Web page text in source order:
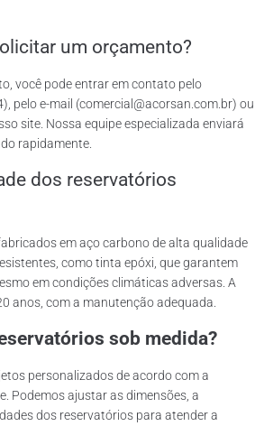
um orçamento?
você pode entrar em contato pelo
pelo e-mail (comercial@acorsan.com.br) ou
site. Nossa equipe especializada enviará
rapidamente.
dos reservatórios
em aço carbono de alta qualidade
como tinta epóxi, que garantem
em condições climáticas adversas. A
anos, com a manutenção adequada.
sob medida?
personalizados de acordo com a
Podemos ajustar as dimensões, a
dos reservatórios para atender a